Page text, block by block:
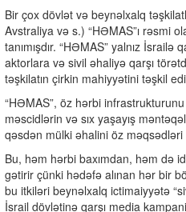
Bir çox dövlət və beynəlxalq
Avstraliya və s.) “HƏMAS”ı rəsmi
tanımışdır. “HƏMAS” yalnız
aktorlara və sivil əhaliyə qarşı
təşkilatın çirkin mahiyyətini təşkil
“HƏMAS”, öz hərbi
məscidlərin və sıx yaşayış
qəsdən mülki əhalini öz məqsədləri
Bu, həm hərbi baxımdan, həm də
gətirir çünki hədəfə alınan hər bir
bu itkiləri beynəlxalq ictimaiyyətə
İsrail dövlətinə qarşı media